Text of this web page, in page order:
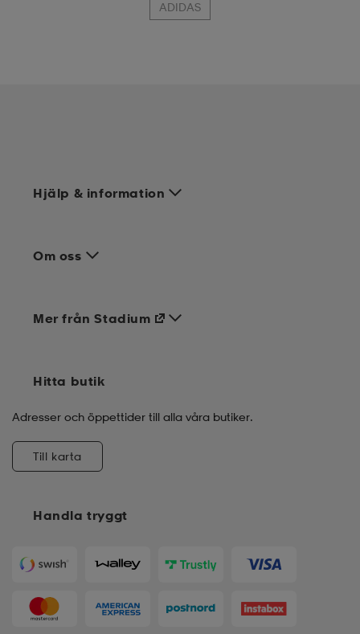
ADIDAS
Hjälp & information
Om oss
Handla tryggt
Mer från Stadium
Hitta butik
Adresser och öppettider till alla våra butiker.
Till karta